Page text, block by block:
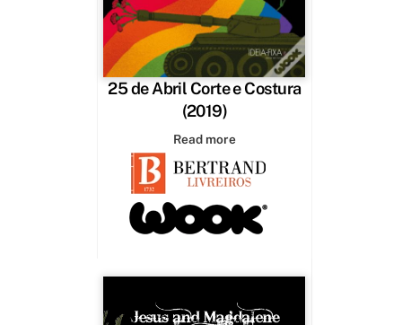
25 de Abril Corte e Costura
(2019)
Read more